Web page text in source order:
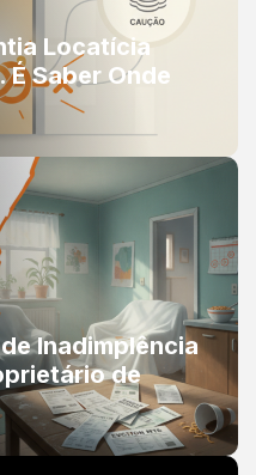
Locatícia
É Saber Onde
Inadimplência
de